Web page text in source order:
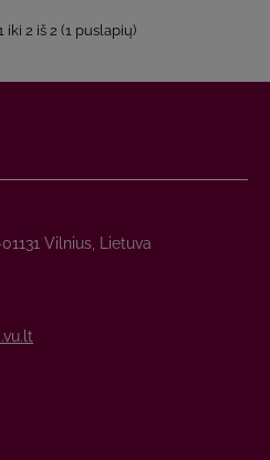
iki 2 iš 2 (1 puslapių)
Vilnius, Lietuva